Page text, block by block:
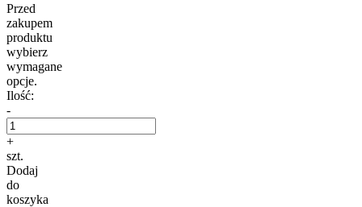
Przed
zakupem
produktu
wybierz
wymagane
opcje.
Ilość:
-
+
szt.
Dodaj
do
koszyka